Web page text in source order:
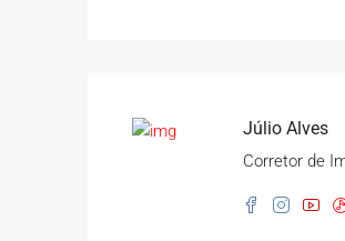
Júlio Alves
Corretor de